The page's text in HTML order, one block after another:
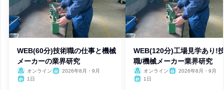
WEB(60分)技術職の仕事と機械
メーカーの業界研究
オンライン
2026年8月・9月
1日
WEB(120分)工場見学あり!
職/機械メーカー業界研究
オンライン
2026年8月・9月
1日